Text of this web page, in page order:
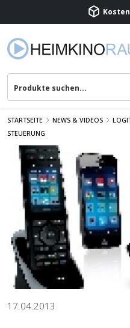
STARTSEITE NEWS & VIDEOS
STEUERUNG
17.04.2013